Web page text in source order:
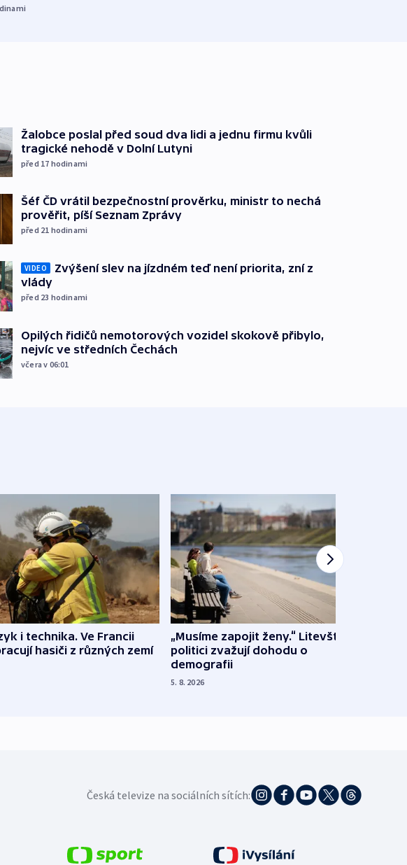
Žalobce poslal před soud dva lidi a jednu firmu kvůli
tragické nehodě v Dolní Lutyni
před 17 hodinami
Šéf ČD vrátil bezpečnostní prověrku, ministr to nechá
prověřit, píší Seznam Zprávy
před 21 hodinami
VIDEO
Zvýšení slev na jízdném teď není priorita, zní z
vlády
před 23 hodinami
Opilých řidičů nemotorových vozidel skokově přibylo,
nejvíc ve středních Čechách
včera v 06:01
i technika. Ve Francii
hasiči z různých zemí
„Musíme zapojit ženy.“ Litevští
politici zvažují dohodu o
demografii
5. 8. 2026
Česká televize na sociálních sítích: